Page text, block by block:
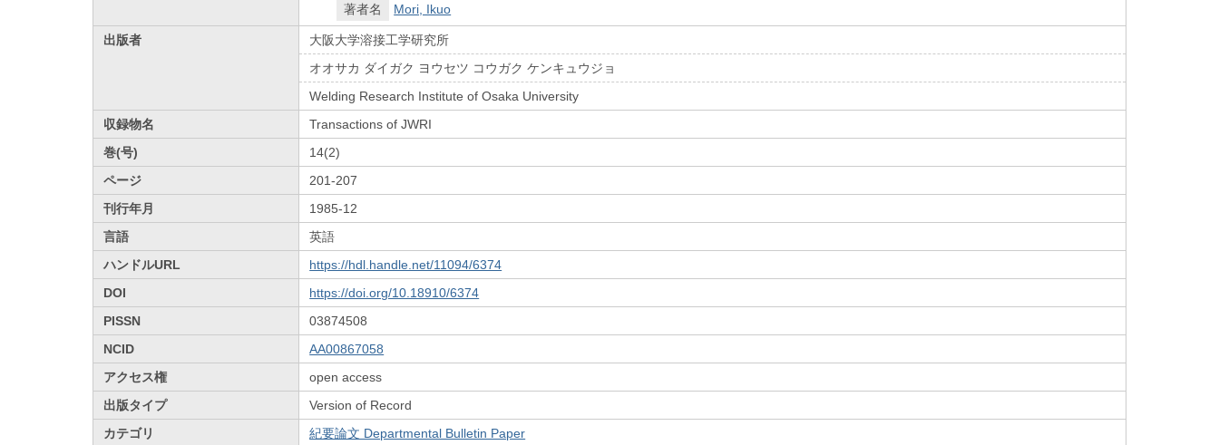
著者名 Mori, Ikuo
出版者
大阪大学溶接工学研究所
オオサカ ダイガク ヨウセツ コウガク ケンキュウジョ
Welding Research Institute of Osaka University
収録物名
Transactions of JWRI
巻(号)
14(2)
ページ
201-207
刊行年月
1985-12
言語
英語
ハンドルURL
https://hdl.handle.net/11094/6374
DOI
https://doi.org/10.18910/6374
PISSN
03874508
NCID
AA00867058
アクセス権
open access
出版タイプ
Version of Record
カテゴリ
紀要論文 Departmental Bulletin Paper